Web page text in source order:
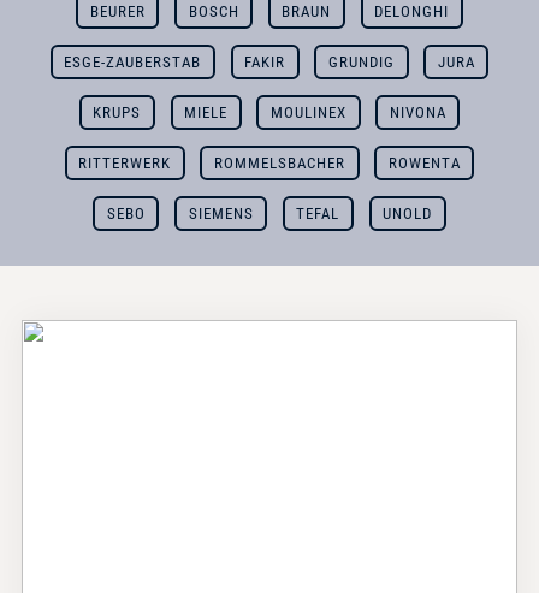
BEURER BOSCH BRAUN DELONGHI
ESGE-ZAUBERSTAB FAKIR GRUNDIG JURA
KRUPS MIELE MOULINEX NIVONA
RITTERWERK ROMMELSBACHER ROWENTA
SEBO SIEMENS TEFAL UNOLD